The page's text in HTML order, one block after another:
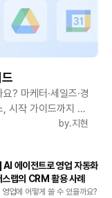
로 시작하기
? 마케터·세일즈·경
시작 가이드까지 한
by.지현
에이전트로 영업 자동화
스랩의 CRM 활용 사례
업에 어떻게 쓸 수 있을까요?